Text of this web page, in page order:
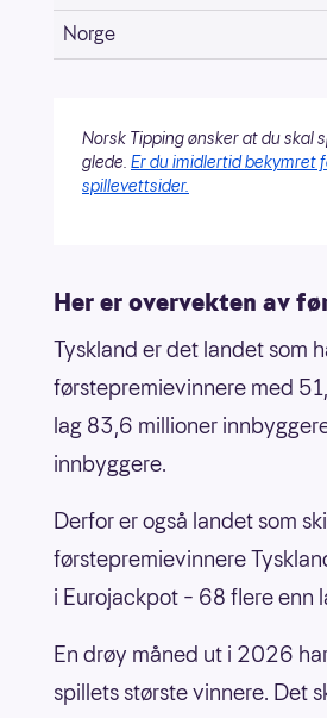
Norge
Norsk Tipping ønsker at du skal
glede. Er du imidlertid bekymret
spillevettsider.
Her er overvekten av
Tyskland er det landet som
førstepremievinnere med
lag 83,6 millioner
innbyggere.
Derfor er også landet som
førstepremievinnere
i Eurojackpot – 68 flere enn
En drøy måned ut i 2026
spillets største vinnere. Det